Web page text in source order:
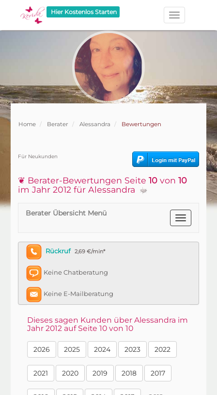
Hier Kostenlos Starten
Home Berater Alessandra Bewertungen
Für Neukunden
❦ Berater-Bewertungen Seite10 von10
im Jahr 2012 für Alessandra
Berater Übersicht Menü
Rückruf 2,69 €/min*
Keine Chatberatung
Keine E-Mailberatung
Dieses sagen Kunden über Alessandra im
Jahr 2012 auf Seite 10 von 10
2026 2025 2024 2023 2022
2021 2020 2019 2018 2017